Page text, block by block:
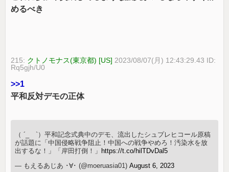
めるべき
215: クトノモナス(東京都) [US] 2023/08/07(月) 12:43:29.43 ID:
Rq5gjh/U0
>>1
平和反対デモの正体
（ ´_ゝ`）平和記念式典中のデモ、流出したシュプレヒコール原稿
が話題に「中国侵略戦争阻止！中国への戦争やめろ！汚染水を放
出するな！」「岸田打倒！」 https://t.co/hilTDvDal5
— もえるあじあ ･∀･ (@moeruasia01)August 6, 2023